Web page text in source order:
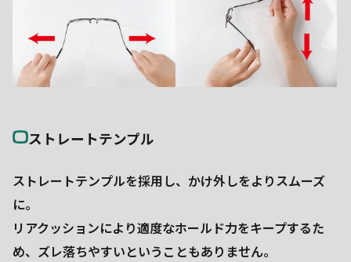
ストレートテンプル
ストレートテンプルを採用し、かけ外しをよりスムーズ
に。
リアクッションにより適度なホールド力をキープするた
め、ズレ落ちやすいということもありません。